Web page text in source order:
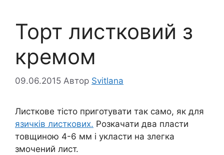
Торт листковий з
кремом
09.06.2015 Автор Svitlana
Листкове тісто приготувати так само, як для
язичків листкових. Розкачати два пласти
товщиною 4-6 мм і укласти на злегка
змочений лист.